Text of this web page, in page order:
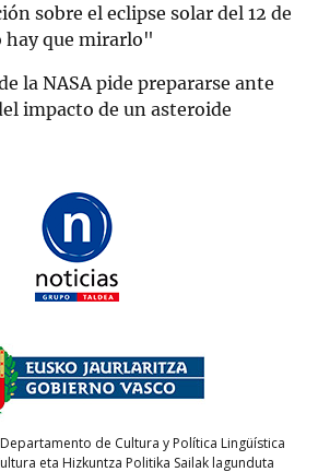
sobre el eclipse solar del 12 de
hay que mirarlo"
la NASA pide prepararse ante
impacto de un asteroide
de Cultura y Política Lingüística
eta Hizkuntza Politika Sailak lagunduta